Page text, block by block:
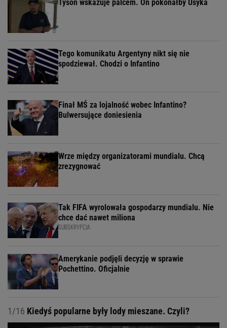
Tyson wskazuje palcem. On pokonałby Usyka
Tego komunikatu Argentyny nikt się nie
spodziewał. Chodzi o Infantino
Finał MŚ za lojalność wobec Infantino?
Bulwersujące doniesienia
Wrze między organizatorami mundialu. Chcą
zrezygnować
Tak FIFA wyrolowała gospodarzy mundialu. Nie
chce dać nawet miliona
SUBSKRYPCJA
Amerykanie podjęli decyzję w sprawie
Pochettino. Oficjalnie
1/16 Kiedyś popularne były lody mieszane. Czyli?